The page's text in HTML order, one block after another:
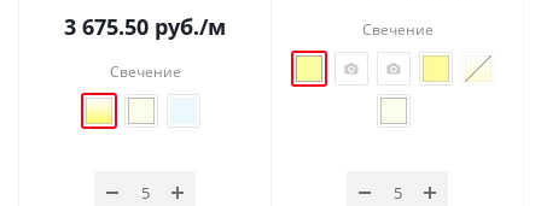
3 675.50 руб./м
Свечение
Свечение